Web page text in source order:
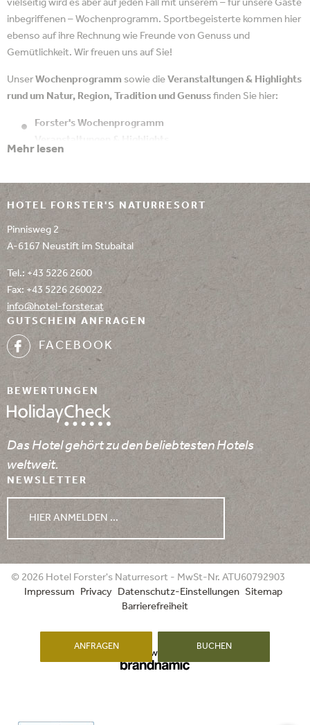
vielseitig wird es aber auf jeden Fall mit unserem – für unsere Gäste
inbegriffenen – Wochenprogramm. Sportbegeisterte kommen hier
ebenso auf ihre Rechnung wie Freunde von Genuss und
Gemütlichkeit. Wir freuen uns auf Sie!
Unser Wochenprogramm sowie die Veranstaltungen & Highlights
rund um Natur, Region, Tradition und Genuss finden Sie hier:
Forster's Wochenprogramm
Alle Programmpunkte sind kostenlos!Programmänderungen
vorbehalten! Hier finden Sie alleVeranstaltungen im Stubaital
zusammengefasst. Wenn Sie selbst etwas planen möchten, teilen
Sie es uns einfach mit. Wir sind Ihnen jederzeit gerne behilflich!
Mehr lesen
HOTEL FORSTER'S NATURRESORT
Pinnisweg 2
A-6167 Neustift im Stubaital
Tel.: +43 5226 2600
Fax: +43 5226 260022
info@hotel-forster.at
GUTSCHEIN ANFRAGEN
FACEBOOK
BEWERTUNGEN
Das Hotel gehört zu den beliebtesten Hotels
weltweit.
NEWSLETTER
HIER ANMELDEN ...
WETTER
09.08.2026 10.08.2026
min. 15°
min. 16°
min. 13°
© 2026 Hotel Forster's Naturresort - MwSt-Nr. ATU60792903
Impressum
Privacy Datenschutz-Einstellungen Sitemap
Barrierefreiheit
ANFRAGEN BUCHEN